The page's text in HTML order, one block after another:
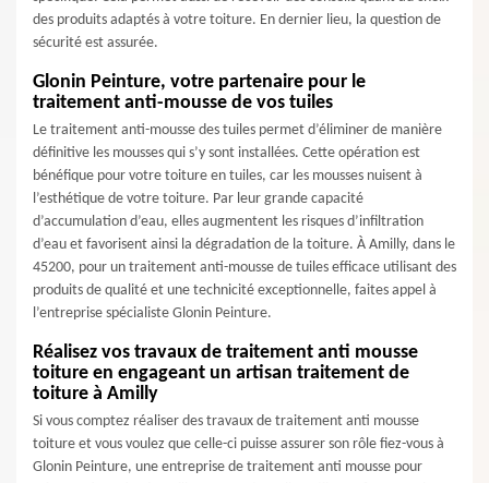
des produits adaptés à votre toiture. En dernier lieu, la question de
sécurité est assurée.
Glonin Peinture, votre partenaire pour le
traitement anti-mousse de vos tuiles
Le traitement anti-mousse des tuiles permet d’éliminer de manière
définitive les mousses qui s’y sont installées. Cette opération est
bénéfique pour votre toiture en tuiles, car les mousses nuisent à
l’esthétique de votre toiture. Par leur grande capacité
d’accumulation d’eau, elles augmentent les risques d’infiltration
d’eau et favorisent ainsi la dégradation de la toiture. À Amilly, dans le
45200, pour un traitement anti-mousse de tuiles efficace utilisant des
produits de qualité et une technicité exceptionnelle, faites appel à
l’entreprise spécialiste Glonin Peinture.
Réalisez vos travaux de traitement anti mousse
toiture en engageant un artisan traitement de
toiture à Amilly
Si vous comptez réaliser des travaux de traitement anti mousse
toiture et vous voulez que celle-ci puisse assurer son rôle fiez-vous à
Glonin Peinture, une entreprise de traitement anti mousse pour